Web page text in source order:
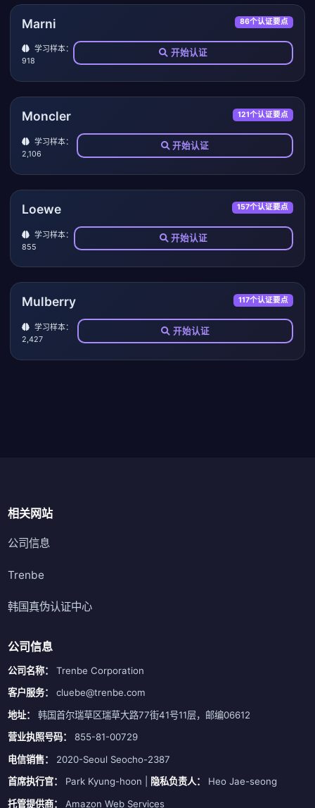
Marni 86个认证要点
学习样本：
918
开始认证
Moncler 121个认证要点
学习样本：
2,106
开始认证
Loewe 157个认证要点
学习样本：
855
开始认证
Mulberry 117个认证要点
学习样本：
2,427
开始认证
相关网站
公司信息
Trenbe
韩国真伪认证中心
公司信息
公司名称：
Trenbe Corporation
客户服务：
cluebe@trenbe.com
地址：
韩国首尔瑞草区瑞草大路77街41号11层，邮编06612
营业执照号码：
855-81-00729
电信销售：
2020-Seoul Seocho-2387
首席执行官：
Park Kyung-hoon | 隐私负责人：
Heo Jae-seong
托管提供商：
Amazon Web Services